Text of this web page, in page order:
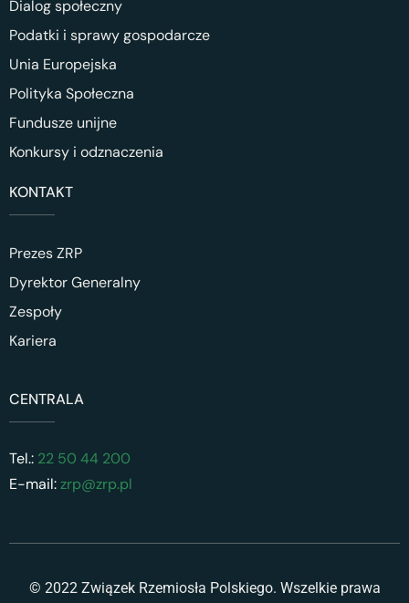
Dialog społeczny
Podatki i sprawy gospodarcze
Unia Europejska
Polityka Społeczna
Fundusze unijne
Konkursy i odznaczenia
KONTAKT
Prezes ZRP
Dyrektor Generalny
Zespoły
Kariera
CENTRALA
Tel.: 22 50 44 200
E-mail:zrp@zrp.pl
© 2022 Związek Rzemiosła Polskiego. Wszelkie prawa